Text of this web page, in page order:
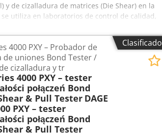
de cizalladura de matrices (Die Shear) en la
utiliza en laboratorios de control de calidad,
de componentes microelectrónicos.
de precisión, control mediante joysticks, un
también incluye la tarjeta de control PCI
electrónicos adicionales que se
del conjunto. Datos técnicos:
Crodpjzma Tbofx Abxof Año de fabricación:
Hz Potencia: 250 VA Control mediante joysticks
requerido: 4 bares (sin aceite)
se vende se corresponde con las imágenes
tarjeta de control PCI adicional.
Clasificado
4000 PXY – Probador de
de uniones Bond Tester /
cizalladura y tr
4000 PXY – tester
połączeń Bond
& Pull Tester DAGE
PXY – tester
połączeń Bond
& Pull Tester